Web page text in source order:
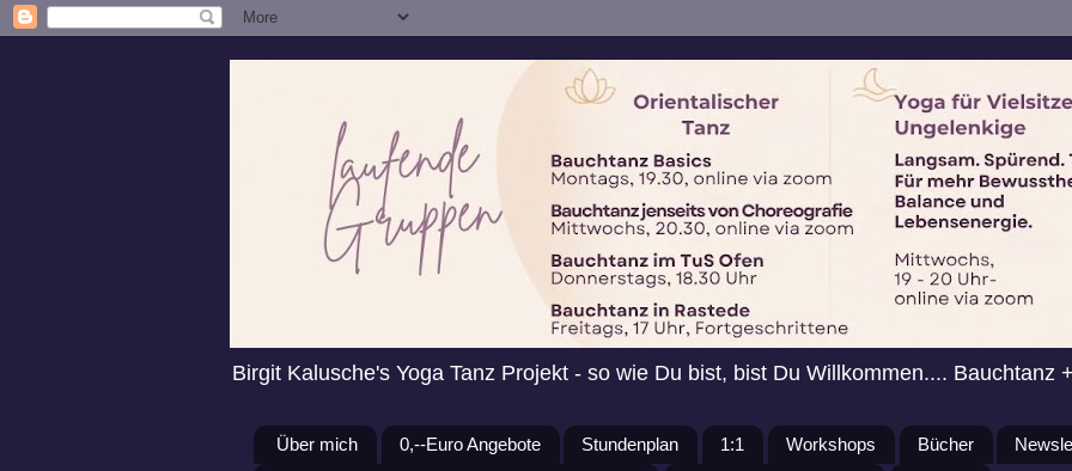
Birgit Kalusche's Yoga Tanz Projekt - so wie Du bist, bist Du Willkommen.... Bauchtanz
Über mich 0,--Euro Angebote Stundenplan 1:1 Workshops Bücher